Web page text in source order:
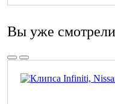
Вы уже смотрели